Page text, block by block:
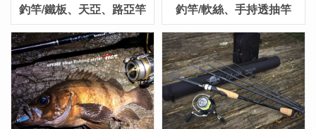
釣竿/鐵板、天亞、路亞竿 釣竿/軟絲、手持透抽竿